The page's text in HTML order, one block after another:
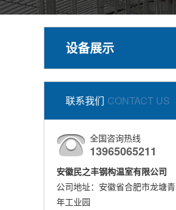
设备展示
联系我们 CONTACT US
全国咨询热线
13965065211
安徽民之丰钢构温室有限公司
公司地址：安徽省合肥市龙塘青
年工业园